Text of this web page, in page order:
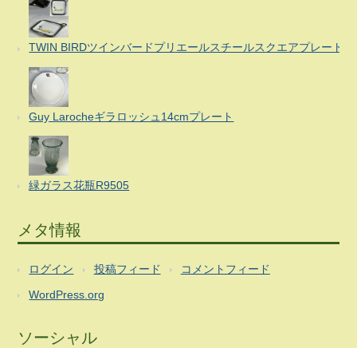
TWIN BIRDツインバードプリエールスチールスクエアプレート
Guy Larocheギラロッシュ14cmプレート
緑ガラス花瓶R9505
メタ情報
ログイン 投稿フィード コメントフィード
WordPress.org
ソーシャル